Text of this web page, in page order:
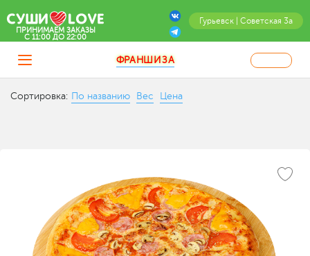
Гурьевск | Советская 3а
ПРИНИМАЕМ ЗАКАЗЫ
C 11:00 ДО 22:00
ФРАНШИЗА
Сортировка: По названию Вес Цена